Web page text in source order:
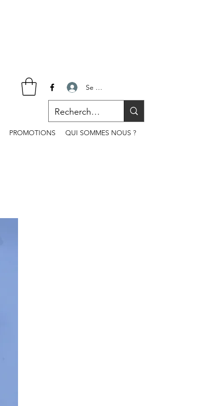
Se connecter
PROMOTIONS QUI SOMMES NOUS ?